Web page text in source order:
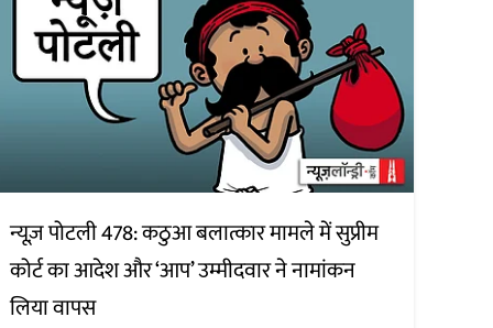
न्यूज़ पोटली 478: कठुआ बलात्कार मामले में सुप्रीम
कोर्ट का आदेश और ‘आप’ उम्मीदवार ने नामांकन
लिया वापस